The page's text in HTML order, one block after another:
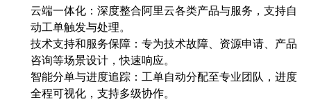
云端一体化：深度整合阿里云各类产品与服务，支持自
动工单触发与处理。
技术支持和服务保障：专为技术故障、资源申请、产品
咨询等场景设计，快速响应。
智能分单与进度追踪：工单自动分配至专业团队，进度
全程可视化，支持多级协作。